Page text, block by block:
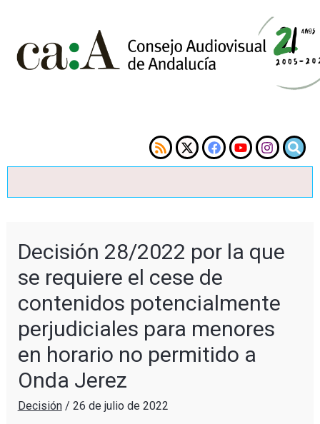
Decisión 28/2022 por la que
se requiere el cese de
contenidos potencialmente
perjudiciales para menores
en horario no permitido a
Onda Jerez
Decisión/ 26 de julio de 2022